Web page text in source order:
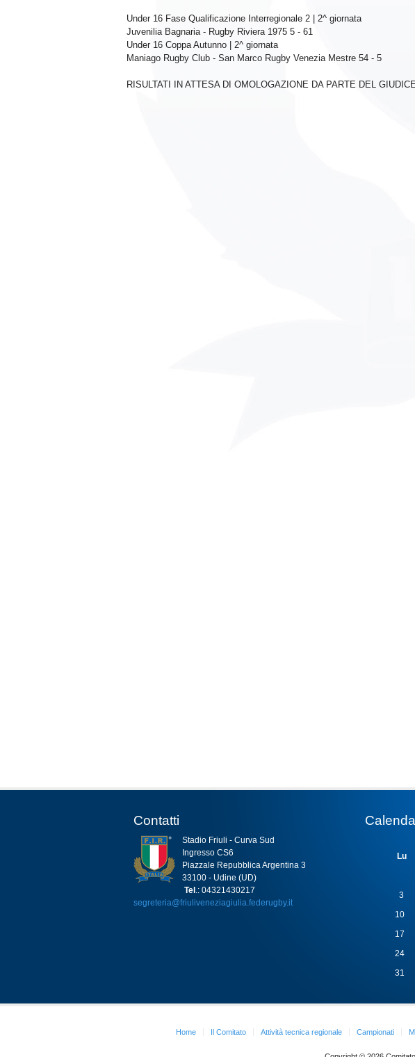
Under 16 Fase Qualificazione Interregionale 2 | 2^ giornata
Juvenilia Bagnaria - Rugby Riviera 1975 5 - 61
Under 16 Coppa Autunno | 2^ giornata
Maniago Rugby Club - San Marco Rugby Venezia Mestre 54 - 5
RISULTATI IN ATTESA DI OMOLOGAZIONE DA PARTE DEL
Contatti
Stadio Friuli - Curva Sud
Ingresso CS6
Piazzale Repubblica Argentina 3
33100 - Udine (UD)
Tel .: 04321430217
segreteria@friuliveneziagiulia.federugby.it
Lu
3
10
17
24
31
Home Il Comitato Attività tecnica regionale Campionati